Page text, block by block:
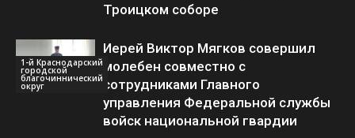
Троицком соборе
1-й Краснодарский
городской
благочиннический
округ
Иерей Виктор Мягков совершил
молебен совместно с
сотрудниками Главного
управления Федеральной службы
войск национальной гвардии